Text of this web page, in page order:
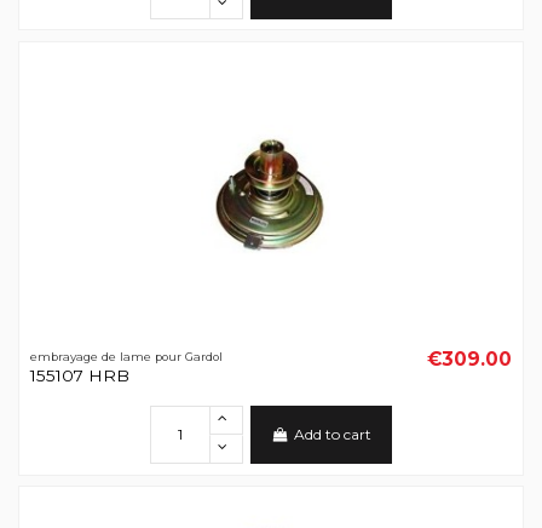
embrayage de lame pour Gardol
155107 HRB
€309.00
Add to cart